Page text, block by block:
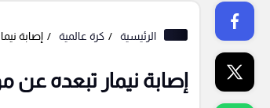
الرئيسية كرة عالمية إصابة
إصابة نيمار تبعده عن